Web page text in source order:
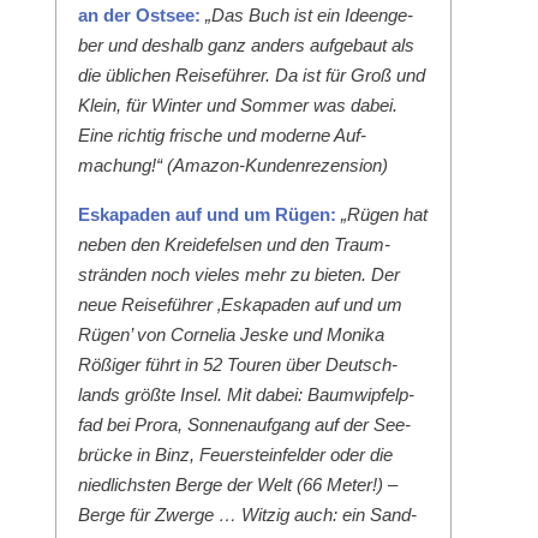
an der Ost­see: „Das Buch ist ein Ideenge­
ber und deshalb ganz anders aufge­baut als
die üblichen Reise­führer. Da ist für Groß und
Klein, für Win­ter und Som­mer was dabei.
Eine richtig frische und mod­erne Auf­
machung!“ (Ama­zon-Kun­den­rezen­sion)
Eska­paden auf und um Rügen: „Rügen hat
neben den Krei­de­felsen und den Traum­
strän­den noch vieles mehr zu bieten. Der
neue Reise­führer ‚Eska­paden auf und um
Rügen’ von Cor­nelia Jeske und Moni­ka
Rößiger führt in 52 Touren über Deutsch­
lands größte Insel. Mit dabei: Baumwipfelp­
fad bei Pro­ra, Son­nenauf­gang auf der See­
brücke in Binz, Feuer­ste­in­felder oder die
niedlich­sten Berge der Welt (66 Meter!) –
Berge für Zwerge … Witzig auch: ein Sand­